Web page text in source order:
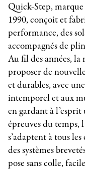
Quick-Step, marque
1990, conçoit et
performance, des
accompagnés de
Au fil des années, la
proposer de
et durables, avec
intemporel et aux
en gardant à
épreuves du temps,
s’adaptent à tous
des systèmes
pose sans colle,